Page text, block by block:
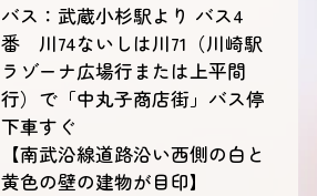
バス：武蔵小杉駅より バス4
番 川74ないしは川71（川崎駅
ラゾーナ広場行または上平間
行）で「中丸子商店街」バス停
下車すぐ
【南武沿線道路沿い西側の白と
黄色の壁の建物が目印】